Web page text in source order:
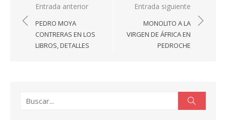
Navegación
de
entradas
Entrada anterior
PEDRO MOYA
CONTRERAS EN LOS
LIBROS, DETALLES
Entrada siguiente
MONOLITO A LA
VIRGEN DE ÁFRICA EN
PEDROCHE
Buscar: